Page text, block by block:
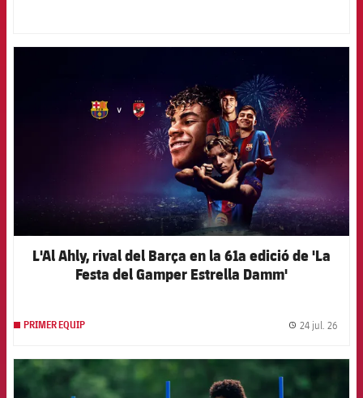
L'Al Ahly, rival del Barça en la 61a edició de 'La
Festa del Gamper Estrella Damm'
PRIMER EQUIP 24 jul. 26
FCB Barcelona badge